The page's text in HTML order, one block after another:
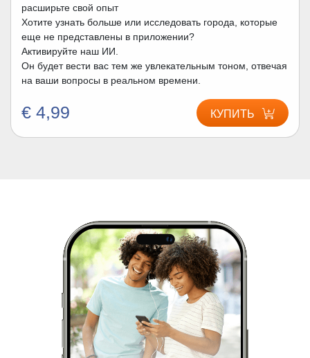
расширьте свой опыт
Хотите узнать больше или исследовать города, которые
еще не представлены в приложении?
Активируйте наш ИИ.
Он будет вести вас тем же увлекательным тоном, отвечая
на ваши вопросы в реальном времени.
€ 4,99 КУПИТЬ